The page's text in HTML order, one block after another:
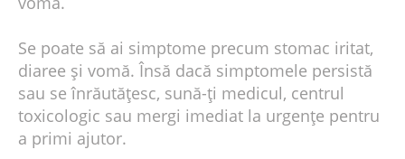
Se poate să ai simptome precum stomac iritat,
diaree și vomă. Însă dacă simptomele persistă
sau se înrăutățesc, sună-ți medicul, centrul
toxicologic sau mergi imediat la urgențe pentru
a primi ajutor.